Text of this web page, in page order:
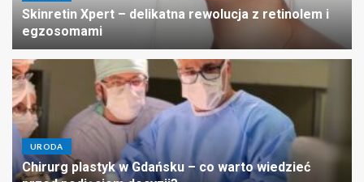
Skinretin Xpert – delikatna rewolucja z retinolem i
egzosomami
URODA
Chirurg plastyk w Gdańsku – co warto wiedzieć